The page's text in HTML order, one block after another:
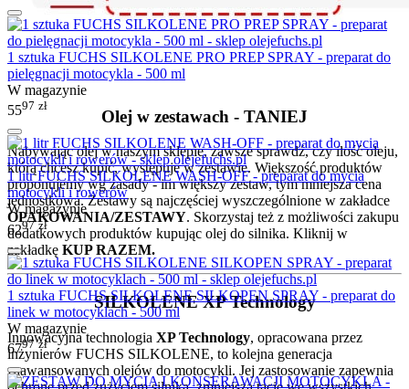
Olej w zestawach - TANIEJ
Nabywając olej w naszym sklepie, zawsze sprawdź, czy ilość oleju,
którą chcesz kupić, występuje w zestawie. Większość produktów
proponujemy wg zasady - im większy zestaw, tym mniejsza cena
jednostkowa. Zestawy są najczęściej wyszczególnione w zakładce
OPAKOWANIA/ZESTAWY. Skorzystaj też z możliwości zakupu
dodatkowych produktów kupując olej do silnika. Kliknij w
zakładkę KUP RAZEM.
SILKOLENE XP Technology
Innowacyjna technologia XP Technology, opracowana przez
inżynierów FUCHS SILKOLENE, to kolejna generacja
zaawansowanych olejów do motocykli. Jej zastosowanie zapewnia
1 sztuka FUCHS SILKOLENE PRO PREP SPRAY - preparat do
pielęgnacji motocykla - 500 ml
W magazynie
5597 zł
1 litr FUCHS SILKOLENE WASH-OFF - preparat do mycia
motocykli i rowerów
W magazynie
6297 zł
1 sztuka FUCHS SILKOLENE SILKOPEN SPRAY - preparat do
linek w motocyklach - 500 ml
W magazynie
6797 zł